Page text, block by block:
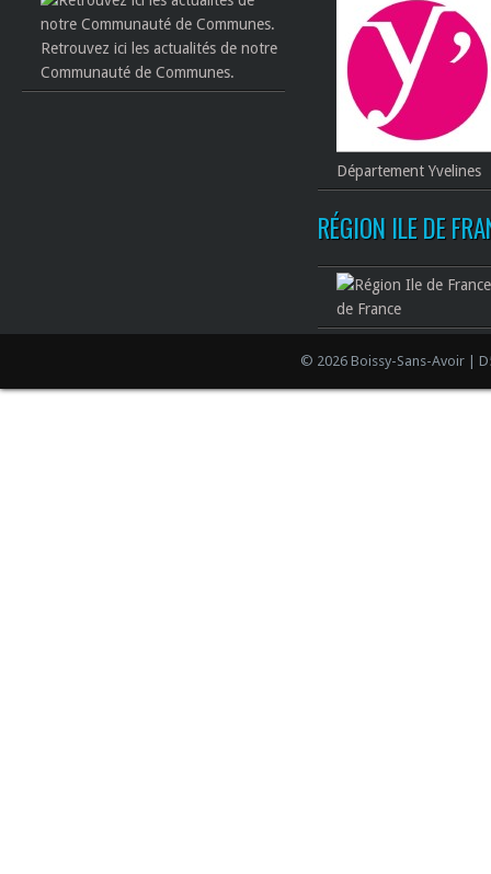
Retrouvez ici les actualités de notre
Communauté de Communes.
Département Yvelines
RÉGION ILE DE
de France
© 2026 Boissy-Sans-Avoir |